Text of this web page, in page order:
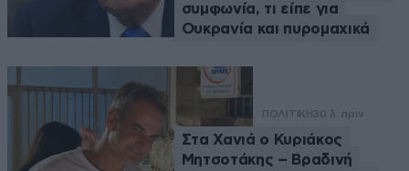
συμφωνία, τι είπε για
Ουκρανία και πυρομαχικά
ΠΟΛΙΤΙΚΗ30 λ. πριν
Στα Χανιά ο Κυριάκος
Μητσοτάκης – Βραδινή